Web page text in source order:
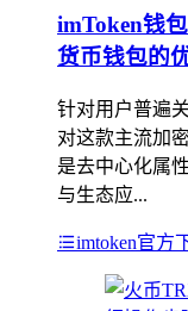
imToken钱
货币钱包的
针对用户普遍
对这款主流加
是去中心化属
与生态应...
imtoken官方